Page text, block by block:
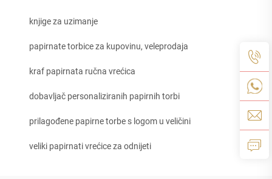
knjige za uzimanje
papirnate torbice za kupovinu, veleprodaja
kraf papirnata ručna vrećica
dobavljač personaliziranih papirnih torbi
prilagođene papirne torbe s logom u veličini
veliki papirnati vrećice za odnijeti